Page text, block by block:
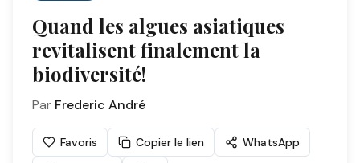
Quand les algues asiatiques
revitalisent finalement la
biodiversité!
Par Frederic André
Favoris Copier le lien
WhatsApp